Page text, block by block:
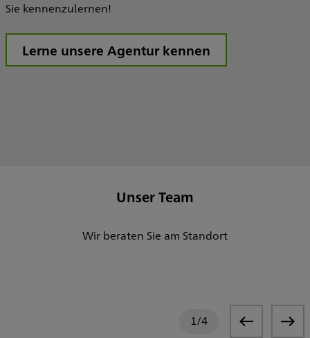
Sie kennenzulernen!
Lerne unsere Agentur kennen
Unser Team
Wir beraten Sie am Standort
1/4